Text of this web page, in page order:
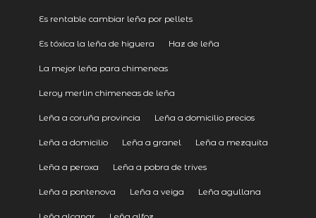
Es rentable cambiar leña por pellets
Es tóxica la leña de higuera Haz de leña
La mejor leña para chimeneas
Leroy merlin chimeneas de leña
Leña a coruña provincia Leña a domicilio precios
Leña a domicilio Leña a granel Leña a mezquita
Leña a peroxa Leña a pobra de trives
Leña a pontenova Leña a veiga Leña agullana
Leña alcanar Leña alfoz